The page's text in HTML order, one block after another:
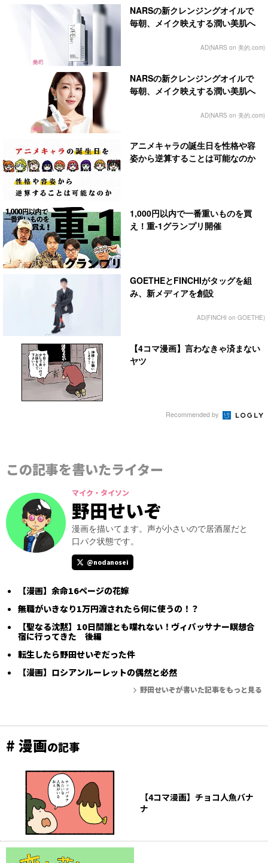
NARSの新クレンジングオイルで
毎朝、メイク映えする潤い美肌へ
AD(NARS on 美的.com)
NARSの新クレンジングオイルで
毎朝、メイク映えする潤い美肌へ
AD(NARS on 美的.com)
アニメキャラの誕生日を性格や容
姿から逆算することは可能なのか
1,000円以内で一番重いものを買
え！重-1グランプリ開催
GOETHEとFINCHIがタッグを組
み、新メディアを創設
AD(FINCHI on GOETHE)
【4コマ漫画】言わなきゃ済まない
ヤツ
Recommended by
この記事を書いたライター
マイク・タイソン
野田せいぞ
漫画を描いてます。声が小さいので居酒屋だと
口パク状態です。
@nodanosei
【漫画】余命16ページの花嫁
無職がいきなり1万円渡されたら何に使うの！？
【聖なる沈黙】10日間誰とも喋れない！ヴィパッサナー瞑想合
宿に行ってきた 後編
転生したら野田せいぞだった件
【漫画】ロシアンルーレットの偶然と必然
野田せいぞが書いた記事をもっと見る
# 漫画の記事
【4コマ漫画】チョコ人魚バナ
ナ